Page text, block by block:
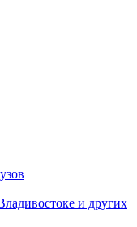
и других